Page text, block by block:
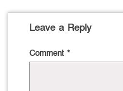
Leave a Reply
Comment *